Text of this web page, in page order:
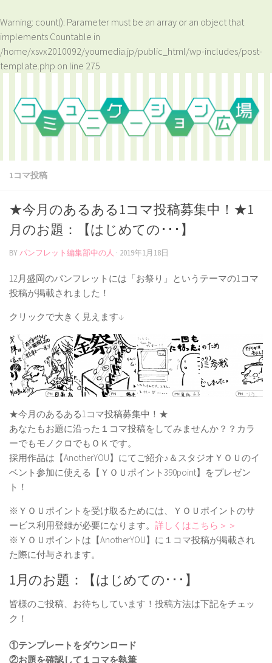
Warning: count(): Parameter must be an array or an object that
implements Countable in
/home/xsvx2010092/youmedia.jp/public_html/wp-includes/post-
template.php on line 275
1コマ投稿
★今月のあるある1コマ投稿募集中！★1
月のお題：【はじめての･･･】
BYパンフレット編集部中の人 · 2019年1月18日
12月盛岡のパンフレットには「お祭り」というテーマの1コマ
投稿が掲載されました！
クリックで大きく見えます↓
★今月のあるある1コマ投稿募集中！★
あなたもお題に沿った１コマ投稿をしてみませんか？？カラ
ーでもモノクロでもＯＫです。
採用作品は【AnotherYOU】にてご紹介♪＆スタジオＹＯＵのイ
ベント参加に使える【ＹＯＵポイント390point】をプレゼン
ト！
※ＹＯＵポイントを受け取るためには、ＹＯＵポイントのサ
ービス利用登録が必要になります。 詳しくはこちら＞＞
※ＹＯＵポイントは【AnotherYOU】に１コマ投稿が掲載され
た際に付与されます。
1月のお題：【はじめての･･･】
皆様のご投稿、お待ちしています！投稿方法は下記をチェッ
ク！
①テンプレートをダウンロード
②お題を確認して１コマを執筆